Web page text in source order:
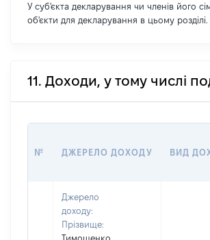
У суб'єкта декларування чи членів його
об'єкти для декларування в цьому розділі.
11. Доходи, у тому числі
№ ДЖЕРЕЛО ДОХОДУ ВИД
Джерело
доходу:
Прізвище:
Тимошенко